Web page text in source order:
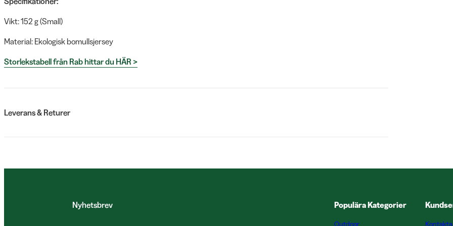
Vikt: 152 g (Small)
Material: Ekologisk bomullsjersey
Storlekstabell från Rab hittar du HÄR >
Leverans & Returer
Nyhetsbrev Populära Kategorier
Outdoor